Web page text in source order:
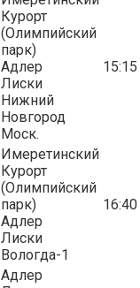
Курорт
(Олимпийский
парк)
Адлер
Лиски
Нижний
Новгород
Моск.
15:15
Имеретинский
Курорт
(Олимпийский
парк)
Адлер
Лиски
Вологда-1
16:40
Адлер